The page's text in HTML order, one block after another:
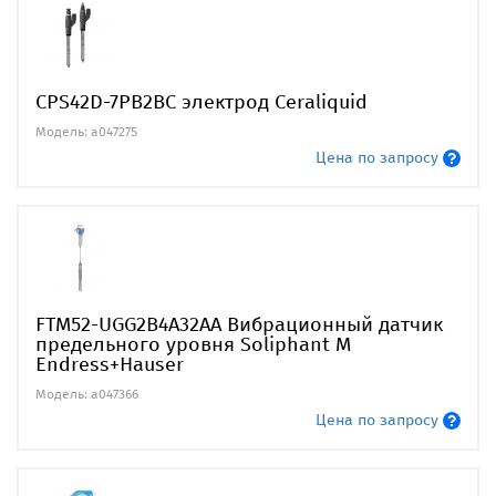
CPS42D-7PB2BC электрод Ceraliquid
Модель: a047275
Цена по запросу
FTM52-UGG2B4A32AA Вибрационный датчик
предельного уровня Soliphant M
Endress+Hauser
Модель: a047366
Цена по запросу